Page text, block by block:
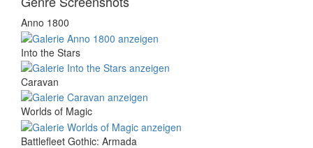
Anno 1800
Into the Stars
Caravan
Worlds of Magic
Battlefleet Gothic: Armada